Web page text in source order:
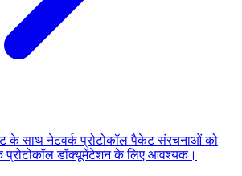
के साथ नेटवर्क प्रोटोकॉल पैकेट संरचनाओं को
प्रोटोकॉल डॉक्यूमेंटेशन के लिए आवश्यक।